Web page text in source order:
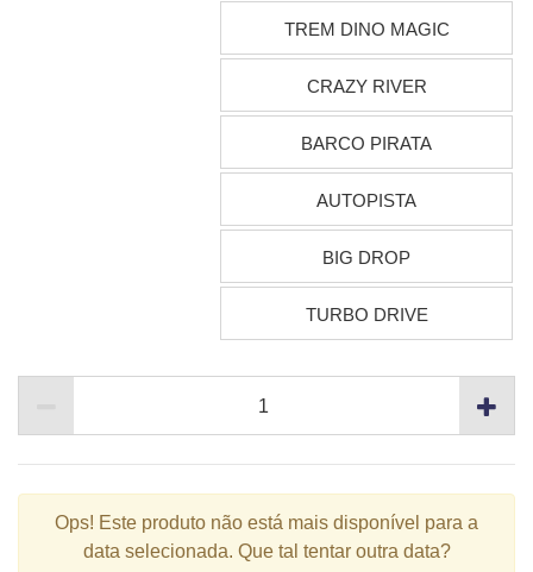
TREM DINO MAGIC
CRAZY RIVER
BARCO PIRATA
AUTOPISTA
BIG DROP
TURBO DRIVE
Ops! Este produto não está mais disponível para a
data selecionada. Que tal tentar outra data?